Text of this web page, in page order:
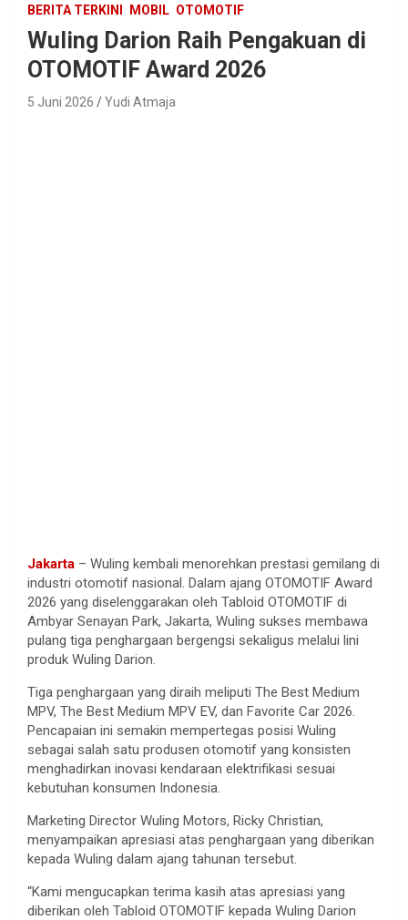
BERITA TERKINI MOBIL OTOMOTIF
Wuling Darion Raih Pengakuan di
OTOMOTIF Award 2026
5 Juni 2026 Yudi Atmaja
Jakarta – Wuling kembali menorehkan prestasi gemilang di
industri otomotif nasional. Dalam ajang OTOMOTIF Award
2026 yang diselenggarakan oleh Tabloid OTOMOTIF di
Ambyar Senayan Park, Jakarta, Wuling sukses membawa
pulang tiga penghargaan bergengsi sekaligus melalui lini
produk Wuling Darion.
Tiga penghargaan yang diraih meliputi The Best Medium
MPV, The Best Medium MPV EV, dan Favorite Car 2026.
Pencapaian ini semakin mempertegas posisi Wuling
sebagai salah satu produsen otomotif yang konsisten
menghadirkan inovasi kendaraan elektrifikasi sesuai
kebutuhan konsumen Indonesia.
Marketing Director Wuling Motors, Ricky Christian,
menyampaikan apresiasi atas penghargaan yang diberikan
kepada Wuling dalam ajang tahunan tersebut.
“Kami mengucapkan terima kasih atas apresiasi yang
diberikan oleh Tabloid OTOMOTIF kepada Wuling Darion